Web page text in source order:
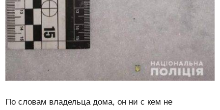
По словам владельца дома, он ни с кем не